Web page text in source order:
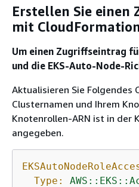
Erstellen Sie einen
mit
Um einen Zugriffseintrag
und die EKS-Auto-Node-
Aktualisieren Sie Folgendes
Clusternamen und Ihrem
Knotenrollen-ARN ist in der
angegeben.
Type: